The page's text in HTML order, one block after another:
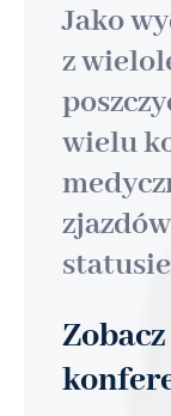
Jako
z
wielu